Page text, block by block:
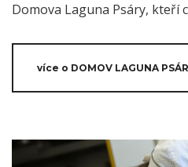
Domova Laguna Psáry, kteří
více o DOMOV LAGUNA